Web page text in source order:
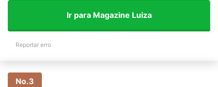
Ir para Magazine Luiza
Reportar erro
No.3